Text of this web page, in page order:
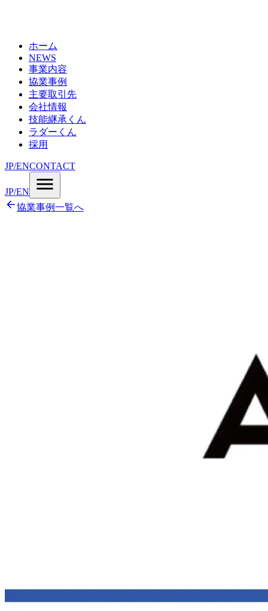
ホーム
NEWS
事業内容
協業事例
主要取引先
会社情報
技能継承くん
ラダーくん
採用
JP/ENCONTACT
JP/EN
協業事例一覧へ